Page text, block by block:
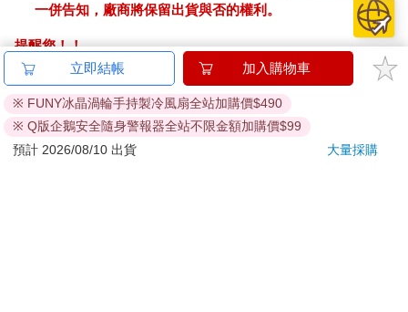
一併告知，廠商將保留出貨與否的權利。
提醒您！！
金石堂及銀行均不會請您操作ATM! 如接獲電話要求您前往
ATM提款機，請不要聽從指示，以免受騙上當！
退換貨須知：
**提醒您，鑑賞期不等於試用期，退回商品須為全新狀態**
立即結帳 加入購物車
※ FUNY冰晶渦輪手持製冷風扇全站加購價$490
※ Q版企鵝安全隨身警報器全站不限金額加購價$99
預計 2026/08/10 出貨
大量採購